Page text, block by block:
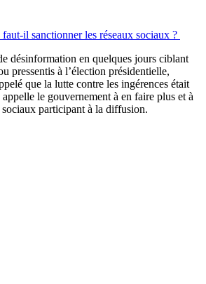
il sanctionner les réseaux sociaux ?
désinformation en quelques jours ciblant
pressentis à l’élection présidentielle,
que la lutte contre les ingérences était
le gouvernement à en faire plus et à
sociaux participant à la diffusion.